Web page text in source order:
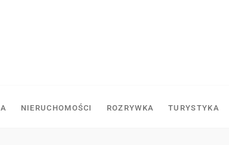
NIERUCHOMOŚCI ROZRYWKA TURYSTYKA